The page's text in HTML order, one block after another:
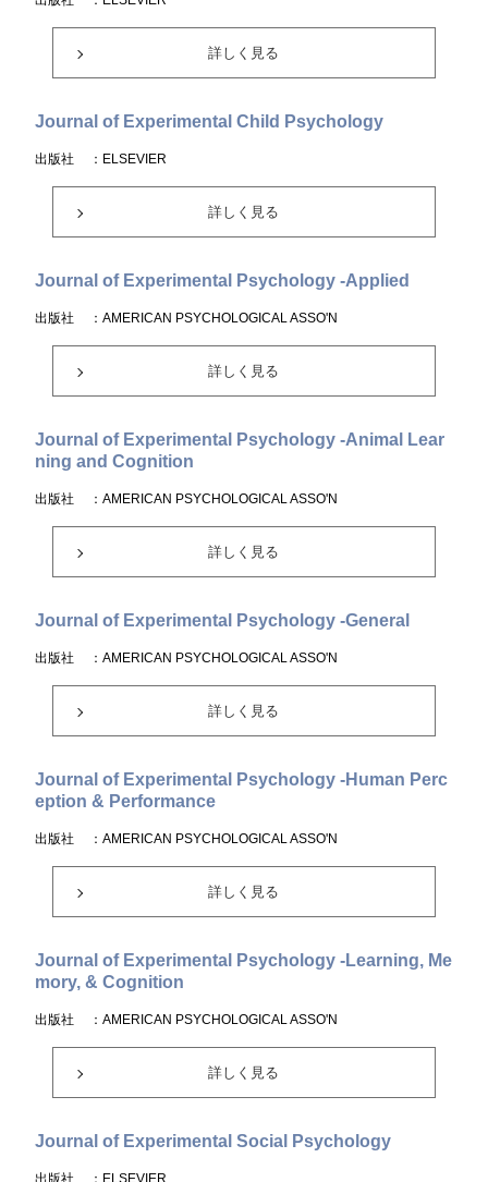
詳しく見る
Journal of Experimental Child Psychology
出版社 ：ELSEVIER
詳しく見る
Journal of Experimental Psychology -Applied
出版社 ：AMERICAN PSYCHOLOGICAL ASSO'N
詳しく見る
Journal of Experimental Psychology -Animal Lear
ning and Cognition
出版社 ：AMERICAN PSYCHOLOGICAL ASSO'N
詳しく見る
Journal of Experimental Psychology -General
出版社 ：AMERICAN PSYCHOLOGICAL ASSO'N
詳しく見る
Journal of Experimental Psychology -Human Perc
eption & Performance
出版社 ：AMERICAN PSYCHOLOGICAL ASSO'N
詳しく見る
Journal of Experimental Psychology -Learning, Me
mory, & Cognition
出版社 ：AMERICAN PSYCHOLOGICAL ASSO'N
詳しく見る
Journal of Experimental Social Psychology
出版社 ：ELSEVIER